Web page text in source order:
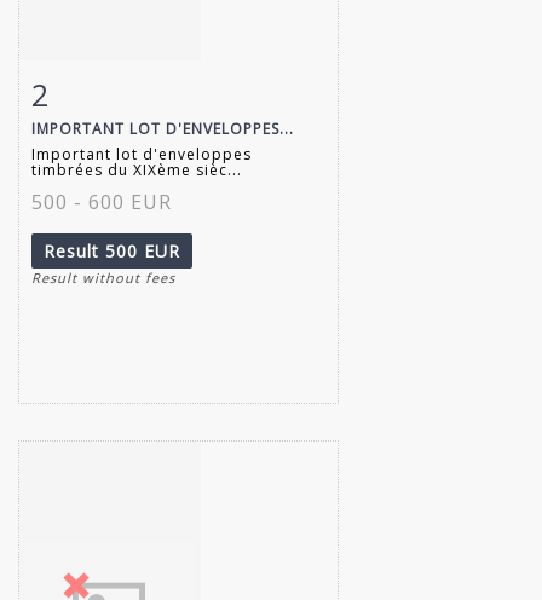
2
IMPORTANT LOT D'ENVELOPPES...
Important lot d'enveloppes
timbrées du XIXème sièc...
500 - 600 EUR
Result 500 EUR
Result without fees